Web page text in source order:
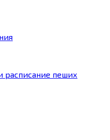
расписание пеших